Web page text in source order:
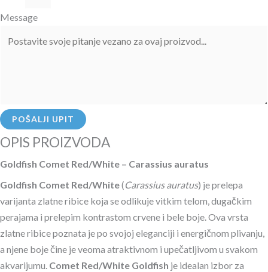
Message
POŠALJI UPIT
OPIS PROIZVODA
Goldfish Comet Red/White – Carassius auratus
Goldfish Comet Red/White(Carassius auratus) je prelepa
varijanta zlatne ribice koja se odlikuje vitkim telom, dugačkim
perajama i prelepim kontrastom crvene i bele boje. Ova vrsta
zlatne ribice poznata je po svojoj eleganciji i energičnom plivanju,
a njene boje čine je veoma atraktivnom i upečatljivom u svakom
akvarijumu. Comet Red/White Goldfish je idealan izbor za